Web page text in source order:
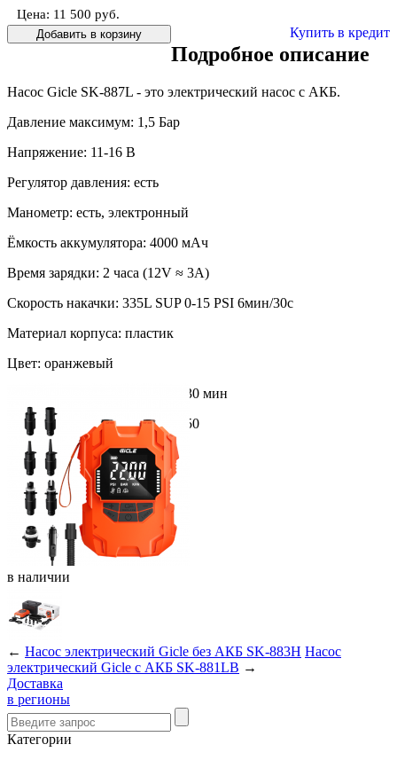
Цена: 11 500 руб.
Купить в кредит
Подробное описание
Насос Gicle SK-887L - это электрический насос с АКБ.
Давление максимум: 1,5 Бар
Напряжение: 11-16 В
Регулятор давления: есть
Манометр: есть, электронный
Ёмкость аккумулятора: 4000 мАч
Время зарядки: 2 часа (12V ≈ 3A)
Скорость накачки: 335L SUP 0-15 PSI 6мин/30с
Материал корпуса: пластик
Цвет: оранжевый
Время непрерывной работы: 30 мин
Мощность потребления, Вт
150
в наличии
← Насос электрический Gicle без АКБ SK-883H Насос
электрический Gicle с АКБ SK-881LB →
Доставка
в регионы
Категории